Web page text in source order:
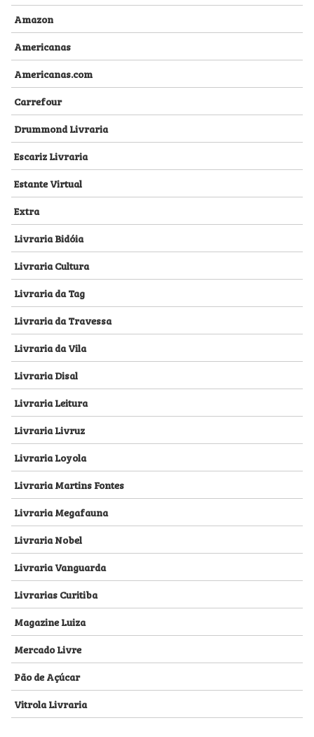
Amazon
Americanas
Americanas.com
Carrefour
Drummond Livraria
Escariz Livraria
Estante Virtual
Extra
Livraria Bidóia
Livraria Cultura
Livraria da Tag
Livraria da Travessa
Livraria da Vila
Livraria Disal
Livraria Leitura
Livraria Livruz
Livraria Loyola
Livraria Martins Fontes
Livraria Megafauna
Livraria Nobel
Livraria Vanguarda
Livrarias Curitiba
Magazine Luiza
Mercado Livre
Pão de Açúcar
Vitrola Livraria